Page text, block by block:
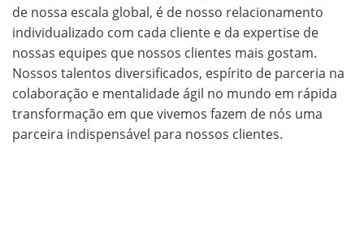
de nossa escala global, é de nosso relacionamento
individualizado com cada cliente e da expertise de
nossas equipes que nossos clientes mais gostam.
Nossos talentos diversificados, espírito de parceria na
colaboração e mentalidade ágil no mundo em rápida
transformação em que vivemos fazem de nós uma
parceira indispensável para nossos clientes.